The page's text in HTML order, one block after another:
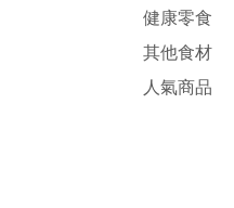
健康零食
其他食材
人氣商品